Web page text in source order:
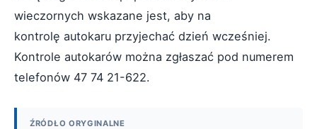
wieczornych wskazane jest, aby na
kontrolę autokaru przyjechać dzień wcześniej.
Kontrole autokarów można zgłaszać pod numerem
telefonów 47 74 21-622.
ŹRÓDŁO ORYGINALNE